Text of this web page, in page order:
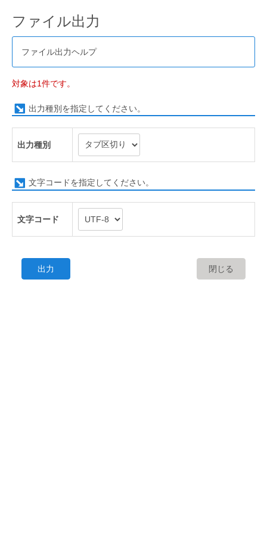
ファイル出力
ファイル出力ヘルプ
対象は1件です。
出力種別を指定してください。
出力種別
文字コードを指定してください。
文字コード